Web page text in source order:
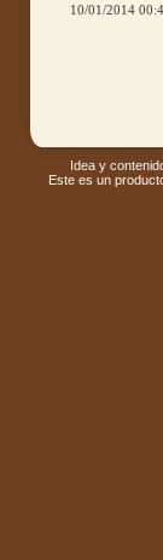
10/01/2014
Idea y
Este es un